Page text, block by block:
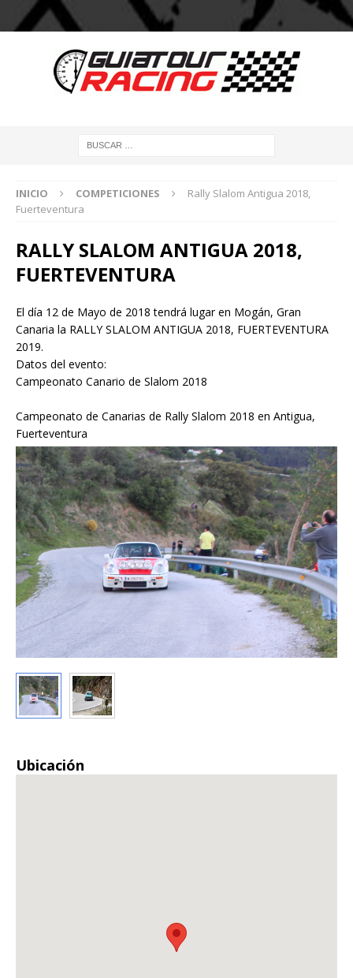
INICIO COMPETICIONES
Rally Slalom Antigua 2018,
Fuerteventura
RALLY SLALOM ANTIGUA 2018,
FUERTEVENTURA
El día 12 de Mayo de 2018 tendrá lugar en Mogán, Gran
Canaria la RALLY SLALOM ANTIGUA 2018, FUERTEVENTURA
2019.
Datos del evento:
Campeonato Canario de Slalom 2018
Campeonato de Canarias de Rally Slalom 2018 en Antigua,
Fuerteventura
Ubicación